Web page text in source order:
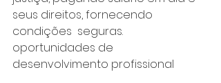
seus direitos, fornecendo
condições  seguras.
oportunidades de
desenvolvimento profissional